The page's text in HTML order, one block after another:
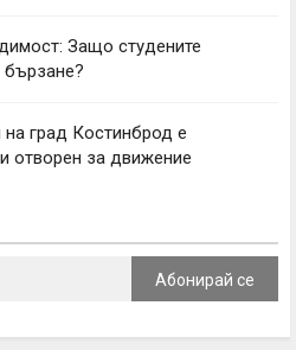
Защо студените
град Костинброд е
отворен за движение
Абонирай се